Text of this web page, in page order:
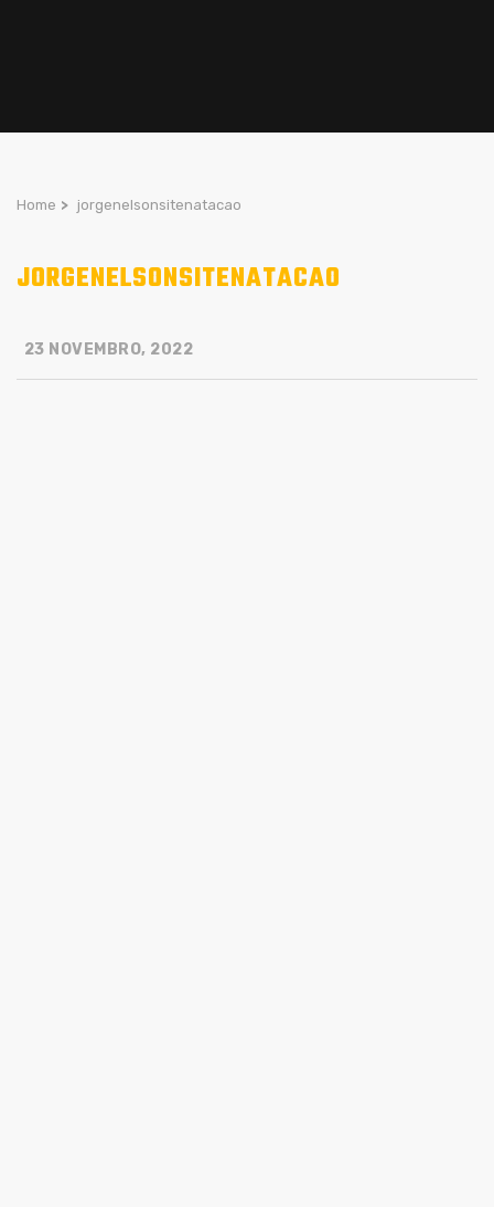
Home > jorgenelsonsitenatacao
JORGENELSONSITENATACAO
23 NOVEMBRO, 2022